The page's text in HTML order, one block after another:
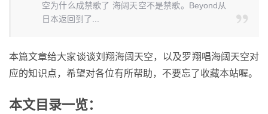
空为什么成禁歌了 海阔天空不是禁歌。Beyond从
日本返回到了...
本篇文章给大家谈谈刘翔海阔天空，以及罗翔唱海阔天空对
应的知识点，希望对各位有所帮助，不要忘了收藏本站喔。
本文目录一览：